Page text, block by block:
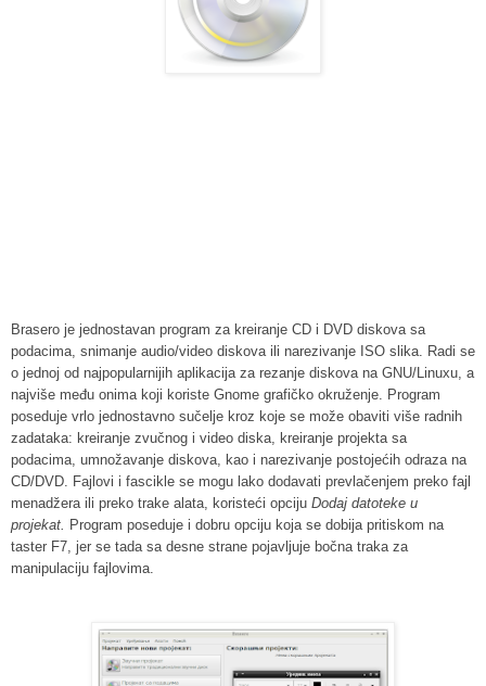
Brasero je jednostavan program za kreiranje CD i DVD diskova sa
podacima, snimanje audio/video diskova ili narezivanje ISO slika. Radi se
o jednoj od najpopularnijih aplikacija za rezanje diskova na GNU/Linuxu, a
najviše među onima koji koriste Gnome grafičko okruženje. Program
poseduje vrlo jednostavno sučelje kroz koje se može obaviti više radnih
zadataka: kreiranje zvučnog i video diska, kreiranje projekta sa
podacima, umnožavanje diskova, kao i narezivanje postojećih odraza na
CD/DVD. Fajlovi i fascikle se mogu lako dodavati prevlačenjem preko fajl
menadžera ili preko trake alata, koristeći opciju Dodaj datoteke u
projekat. Program poseduje i dobru opciju koja se dobija pritiskom na
taster F7, jer se tada sa desne strane pojavljuje bočna traka za
manipulaciju fajlovima.